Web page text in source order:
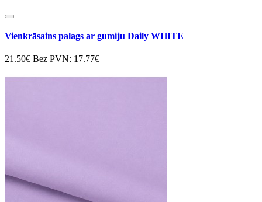
Vienkrāsains palags ar gumiju Daily WHITE
21.50€ Bez PVN: 17.77€